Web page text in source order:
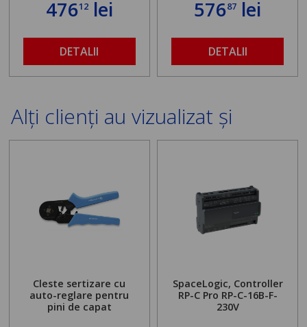
47612lei
DETALII
57687 lei
DETALII
Alți clienți au vizualizat și
Cleste sertizare cu
auto-reglare pentru
pini de capat
SpaceLogic, Controller
RP-C Pro RP-C-16B-F-
230V